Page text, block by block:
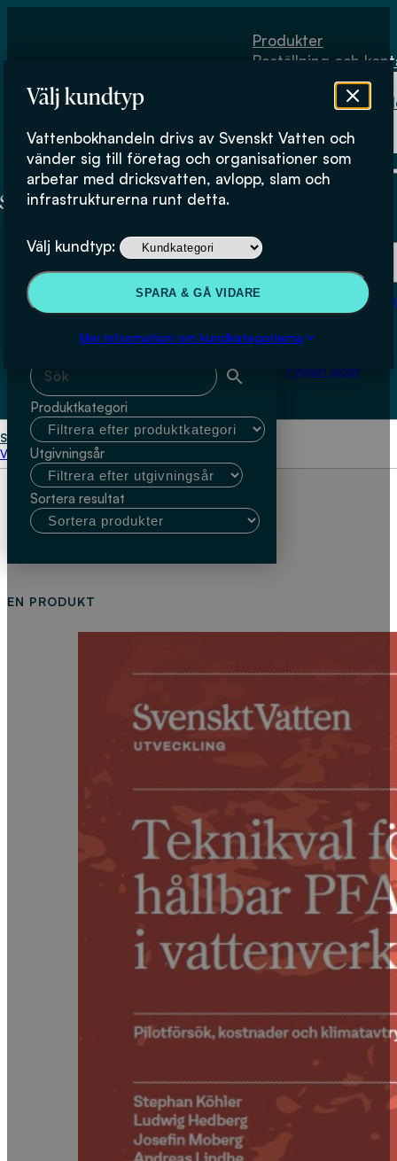
Välj kundtyp
Vattenbokhandeln drivs av Svenskt Vatten och
vänder sig till företag och organisationer som
arbetar med dricksvatten, avlopp, slam och
infrastrukturerna runt detta.
Välj kundtyp:
SPARA & GÅ VIDARE
Mer information om kundkategorierna
Produkter
Beställning och
Fysiskt lager
Beställning och kontakt
Om
Köpvillkor
Fysiskt lager
Start Theodor Halldin
Välj kundtyp
Theodor Halldin
Sök & filtrera
Sök med fritext
Produktkategori
Utgivningsår
Sortera resultat
EN PRODUKT